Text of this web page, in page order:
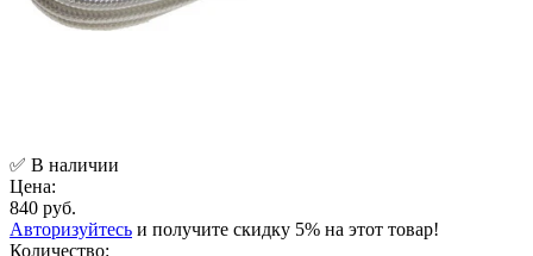
✅ В наличии
Цена:
840 руб.
Авторизуйтесь и получите скидку 5% на этот товар!
Количество: